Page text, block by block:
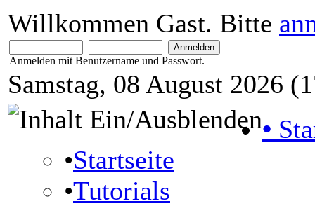
Willkommen Gast. Bitte
Anmelden mit Benutzername und Passwort.
Samstag, 08 August 2026
•
•Startseite
•Tutorials